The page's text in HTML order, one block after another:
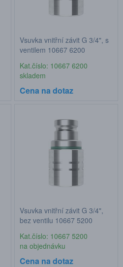
Vsuvka vnitřní závit G 3/4", s
ventilem 10667 6200
Kat.číslo: 10667 6200
skladem
Cena na dotaz
Vsuvka vnitřní závit G 3/4",
bez ventilu 10667 5200
Kat.číslo: 10667 5200
na objednávku
Cena na dotaz